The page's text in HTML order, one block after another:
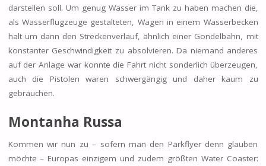
darstellen soll. Um genug Wasser im Tank zu haben machen die,
als Wasserflugzeuge gestalteten, Wagen in einem Wasserbecken
halt um dann den Streckenverlauf, ähnlich einer Gondelbahn, mit
konstanter Geschwindigkeit zu absolvieren. Da niemand anderes
auf der Anlage war konnte die Fahrt nicht sonderlich überzeugen,
auch die Pistolen waren schwergängig und daher kaum zu
gebrauchen.
Montanha Russa
Kommen wir nun zu – sofern man den Parkflyer denn glauben
möchte – Europas einzigem und zudem größten Water Coaster: